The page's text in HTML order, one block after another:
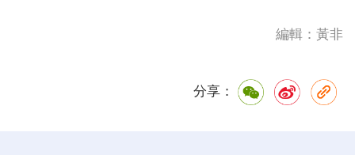
編輯：黃非
分享：